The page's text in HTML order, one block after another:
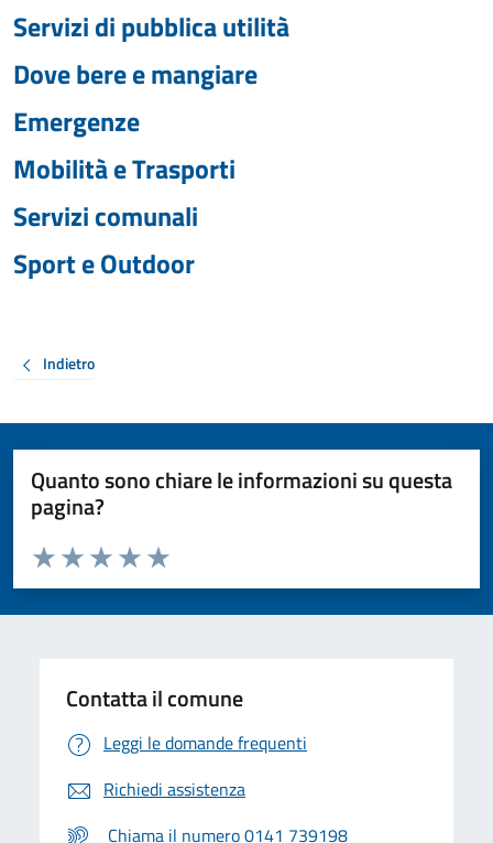
Servizi di pubblica utilità
Dove bere e mangiare
Emergenze
Mobilità e Trasporti
Servizi comunali
Sport e Outdoor
Indietro
Quanto sono chiare le informazioni su questa
pagina?
Valuta da 1 a 5 stelle la pagina
Valuta 5 stelle su 5
Valuta 4 stelle su 5
Valuta 3 stelle su 5
Valuta 2 stelle su 5
Valuta 1 stelle su 5
Contatta il comune
Leggi le domande frequenti
Richiedi assistenza
Chiama il numero 0141 739198